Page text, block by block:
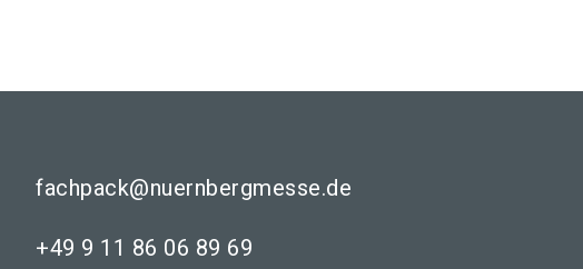
fachpack@nuernbergmesse.de
+49 9 11 86 06 89 69